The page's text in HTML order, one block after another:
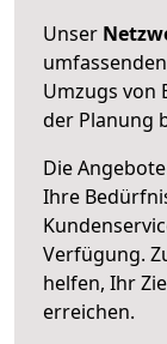
Unser
Umzugs von
der Planung
Die
Ihre
Verfügung.
helfen, Ihr
erreichen.